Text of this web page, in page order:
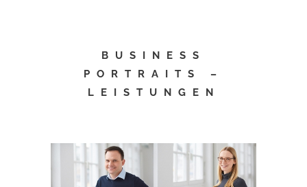
BUSINESS
PORTRAITS –
LEISTUNGEN